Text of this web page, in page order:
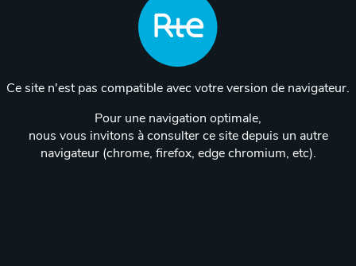
Ce site n'est pas compatible avec votre version de navigateur.
Pour une navigation optimale,
nous vous invitons à consulter ce site depuis un autre
navigateur (chrome, firefox, edge chromium, etc).